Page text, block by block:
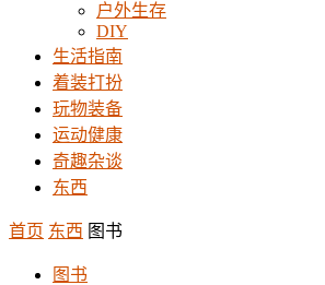
户外生存
DIY
生活指南
着装打扮
玩物装备
运动健康
奇趣杂谈
东西
首页 东西 图书
图书